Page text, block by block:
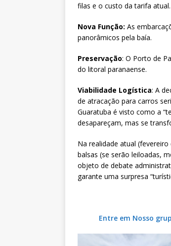
filas e o custo da tarifa atual.
Nova Função: As
panorâmicos pela baía.
Preservação: O Porto de
do litoral paranaense.
Viabilidade Logística: A
de atracação para carros
Guaratuba é visto como a
desapareçam, mas se
Na realidade atual
balsas (se serão leiloadas,
objeto de debate
garante uma surpresa
Entre em Nosso